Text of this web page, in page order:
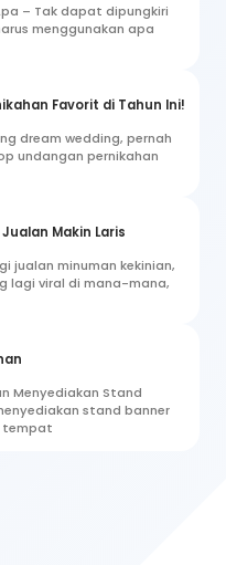
– Tak dapat dipungkiri
menggunakan apa
Favorit di Tahun Ini!
dream wedding, pernah
undangan pernikahan
Makin Laris
jualan minuman kekinian,
lagi viral di mana-mana,
Menyediakan Stand
stand banner
tempat